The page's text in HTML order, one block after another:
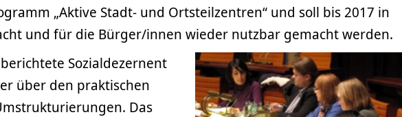
„Aktive Stadt- und Ortsteilzentren“ und soll bis 2017 in
und für die Bürger/innen wieder nutzbar gemacht werden.
Sozialdezernent
über den praktischen
Das